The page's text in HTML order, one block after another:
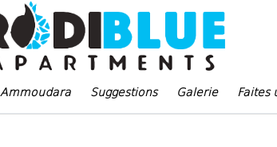
Ammoudara Suggestions Galerie Faites